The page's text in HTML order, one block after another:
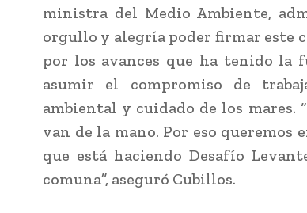
ministra del Medio Ambiente,
orgullo y alegría poder firmar este
por los avances que ha tenido la
asumir el compromiso de
ambiental y cuidado de los mares.
van de la mano. Por eso
que está haciendo Desafío
comuna”, aseguró Cubillos.